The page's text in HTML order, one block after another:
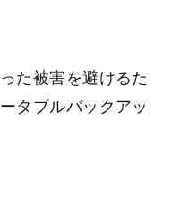
た被害を避けるた
タブルバックアッ